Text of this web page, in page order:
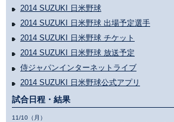
2014 SUZUKI 日米野球
2014 SUZUKI 日米野球 出場予定選手
2014 SUZUKI 日米野球 チケット
2014 SUZUKI 日米野球 放送予定
侍ジャパンインターネットライブ
2014 SUZUKI 日米野球公式アプリ
試合日程・結果
11/10（月）